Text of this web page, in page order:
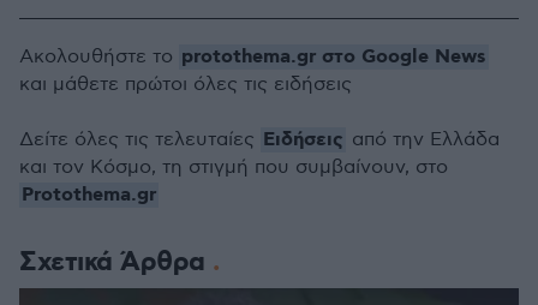
Σχετικά Άρθρα
Ακολουθήστε το protothema.gr στο Google News
και μάθετε πρώτοι όλες τις ειδήσεις
Δείτε όλες τις τελευταίες Ειδήσεις από την Ελλάδα
και τον Κόσμο, τη στιγμή που συμβαίνουν, στο
Protothema.gr